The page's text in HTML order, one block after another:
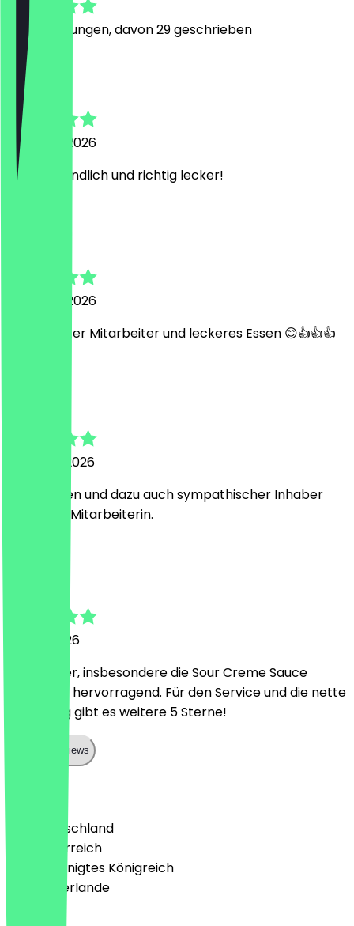
Bewertungen, davon 29 geschrieben
Marlon
4. August 2026
Super freundlich und richtig lecker!
4. August 2026
Super netter Mitarbeiter und leckeres Essen 😊👍👍👍
3. August 2026
Super Essen und dazu auch sympathischer Inhaber
und nette Mitarbeiterin.
30. Juli 2026
Sehr lecker, insbesondere die Sour Creme Sauce
schmeckt hervorragend. Für den Service und die nette
Bedienung gibt es weitere 5 Sterne!
Show all reviews
🇩🇪 Deutschland
🇦🇹 Österreich
🇬🇧 Vereinigtes Königreich
🇳🇱 Niederlande